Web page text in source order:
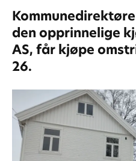
den opprinnelige
AS, får kjøpe
26.